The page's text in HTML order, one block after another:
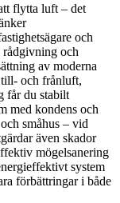
flytta luft – det
och
rådgivning och
av moderna
och frånluft,
får du stabilt
med kondens och
småhus – vid
även skador
mögelsanering
system
förbättringar i både